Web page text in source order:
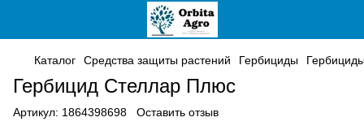
Каталог Средства защиты растений Гербициды
Гербицид Стеллар Плюс
Артикул: 1864398698 Оставить отзыв